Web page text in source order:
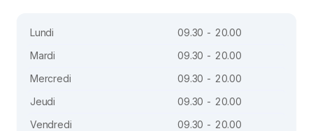
Lundi
09.30 - 20.00
Mardi
09.30 - 20.00
Mercredi
09.30 - 20.00
Jeudi
09.30 - 20.00
Vendredi
09.30 - 20.00